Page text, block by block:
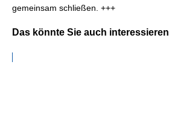
gemeinsam schließen. +++
Das könnte Sie auch interessieren